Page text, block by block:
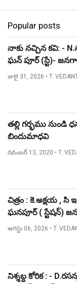
Popular posts
నాకు నచ్చిన కవి: -
ఘన్ పూర్ (స్టే)-
జులై 31, 2026 • T.
తల్లి గర్భము నుండి
బిందుమాధవి
నవంబర్ 13, 2020 • T.
చిత్రం : కె.అక్షయ ,
ఘనపూర్ ( స్టేషన్)
ఆగస్టు 06, 2026 • T.
నిశ్శబ్ద కోరిక : -